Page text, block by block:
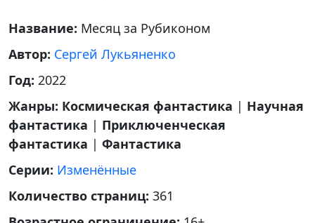
Название: Месяц за Рубиконом
Автор: Сергей Лукьяненко
Год: 2022
Жанры: Космическая фантастика | Научная
фантастика | Приключенческая
фантастика | Фантастика
Серии: Изменённые
Количество страниц: 361